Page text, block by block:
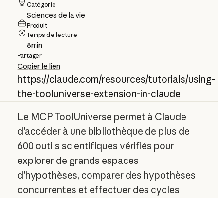
Catégorie
Sciences de la vie
Produit
Temps de lecture
8min
Partager
Copier le lien
https://claude.com/resources/tutorials/using-
the-tooluniverse-extension-in-claude
Le MCP ToolUniverse permet à Claude
d'accéder à une bibliothèque de plus de
600 outils scientifiques vérifiés pour
explorer de grands espaces
d'hypothèses, comparer des hypothèses
concurrentes et effectuer des cycles